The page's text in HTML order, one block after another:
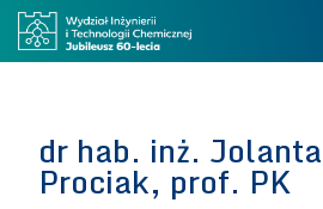
dr hab. inż.
Prociak, prof. PK